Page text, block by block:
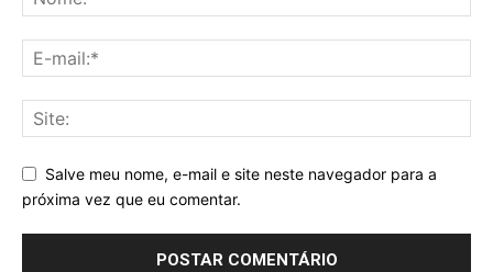
Salve meu nome, e-mail e site neste navegador para a
próxima vez que eu comentar.